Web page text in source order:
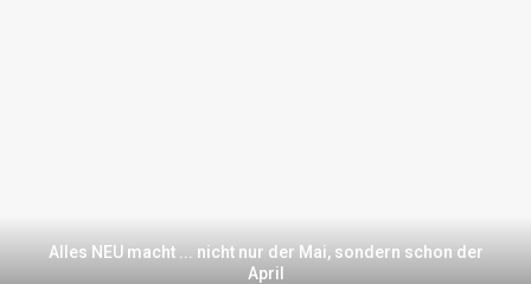
Alles NEU macht ... nicht nur der Mai, sondern schon der
April